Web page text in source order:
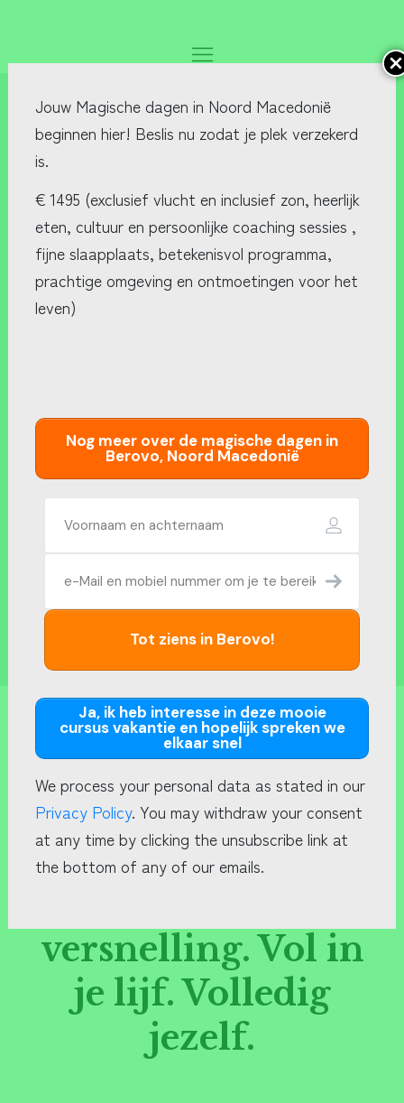
NLP Practitioner
opleiding
" brengt:
"
NLP practitioner
12 daagse in
Nederland
versnelling. Vol in
je lijf. Volledig
jezelf.
OptimizePress
Jouw Magische dagen in Noord Macedonië
zodat je plek verzekerd is.
€ 1495 (exclusief vlucht en inclusief zon, heerlijk
persoonlijke coaching sessies , fijne slaapplaats,
programma, prachtige omgeving en ontmoetingen
Ja, ik heb interesse in deze mooie
cursus vakantie en hopelijk spreken
We process your personal data as stated in our
may withdraw your consent at any time by clicking
link at the bottom of any of our emails.